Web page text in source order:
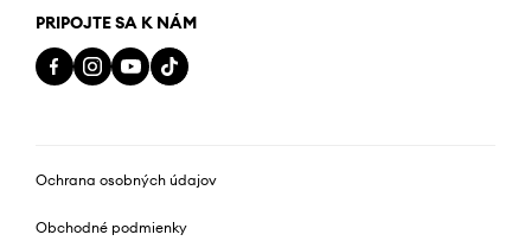
PRIPOJTE SA K NÁM
Ochrana osobných údajov
Obchodné podmienky